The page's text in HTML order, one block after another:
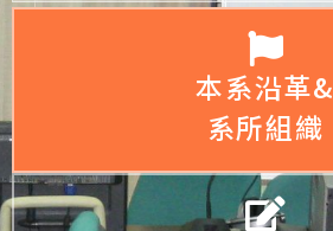
本系沿革&
系所組織